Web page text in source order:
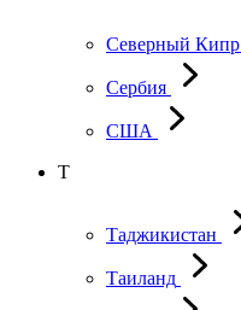
Северный Кипр
Сербия
США
Т
Таджикистан
Таиланд